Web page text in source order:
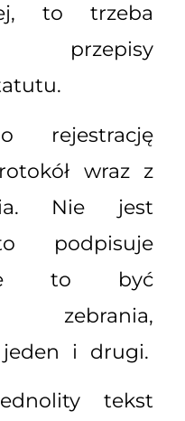
to trzeba
przepisy
rejestrację
wraz z
Nie jest
podpisuje
to być
zebrania,
i drugi.
tekst